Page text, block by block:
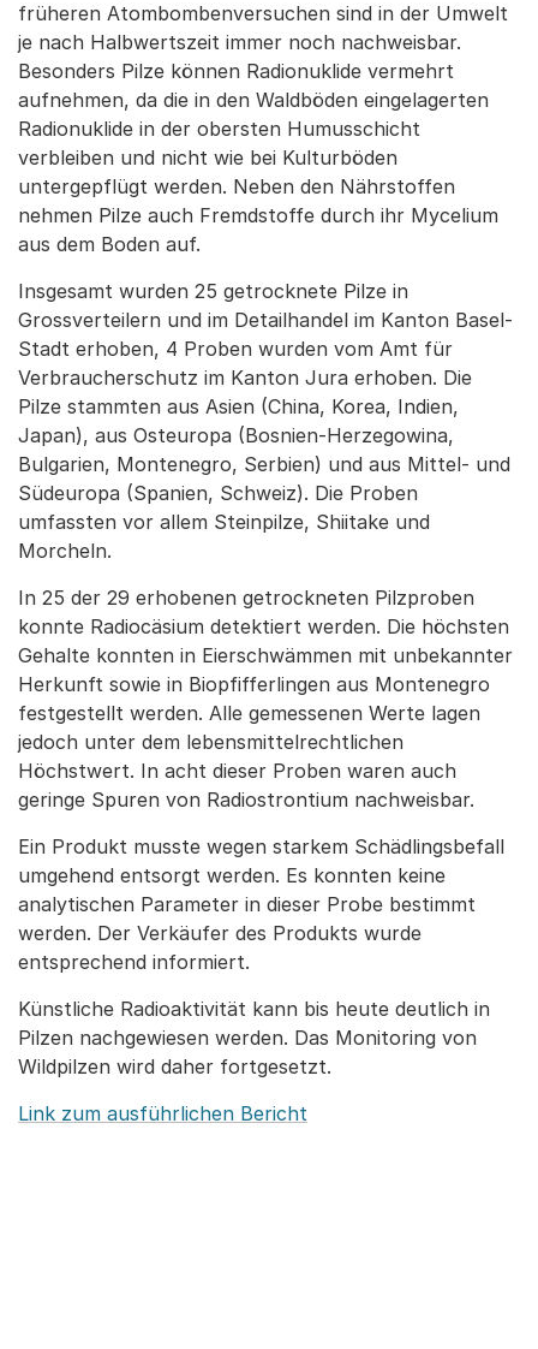
früheren Atombombenversuchen sind in der Umwelt
je nach Halbwertszeit immer noch nachweisbar.
Besonders Pilze können Radionuklide vermehrt
aufnehmen, da die in den Waldböden eingelagerten
Radionuklide in der obersten Humusschicht
verbleiben und nicht wie bei Kulturböden
untergepflügt werden. Neben den Nährstoffen
nehmen Pilze auch Fremdstoffe durch ihr Mycelium
aus dem Boden auf.
Insgesamt wurden 25 getrocknete Pilze in
Grossverteilern und im Detailhandel im Kanton Basel-
Stadt erhoben, 4 Proben wurden vom Amt für
Verbraucherschutz im Kanton Jura erhoben. Die
Pilze stammten aus Asien (China, Korea, Indien,
Japan), aus Osteuropa (Bosnien-Herzegowina,
Bulgarien, Montenegro, Serbien) und aus Mittel- und
Südeuropa (Spanien, Schweiz). Die Proben
umfassten vor allem Steinpilze, Shiitake und
Morcheln.
In 25 der 29 erhobenen getrockneten Pilzproben
konnte Radiocäsium detektiert werden. Die höchsten
Gehalte konnten in Eierschwämmen mit unbekannter
Herkunft sowie in Biopfifferlingen aus Montenegro
festgestellt werden. Alle gemessenen Werte lagen
jedoch unter dem lebensmittelrechtlichen
Höchstwert. In acht dieser Proben waren auch
geringe Spuren von Radiostrontium nachweisbar.
Ein Produkt musste wegen starkem Schädlingsbefall
umgehend entsorgt werden. Es konnten keine
analytischen Parameter in dieser Probe bestimmt
werden. Der Verkäufer des Produkts wurde
entsprechend informiert.
Künstliche Radioaktivität kann bis heute deutlich in
Pilzen nachgewiesen werden. Das Monitoring von
Wildpilzen wird daher fortgesetzt.
Link zum ausführlichen Bericht